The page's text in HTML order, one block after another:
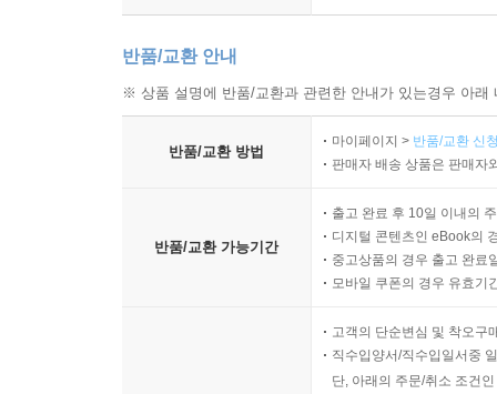
반품/교환 안내
※ 상품 설명에 반품/교환과 관련한 안내가 있는경우 아
반품/교환 방법
마이페이지 > 반품/교환 신
판매자 배송 상품은 판매자
반품/교환 가능기간
출고 완료 후 10일 이내의
디지털 콘텐츠인 eBook의
중고상품의 경우 출고 완료
모바일 쿠폰의 경우 유효기
고객의 단순변심 및 착오구
직수입양서/직수입일서중
단, 아래의 주문/취소 조건